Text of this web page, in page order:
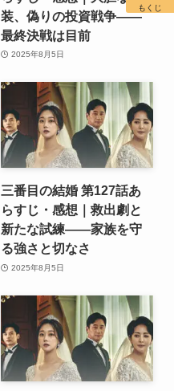
装、偽りの投資戦争――
最終決戦は目前
2025年8月5日
三番目の結婚 第127話あ
らすじ・感想｜救出劇と
新たな試練――家族を守
る強さと切なさ
2025年8月5日
もくじ